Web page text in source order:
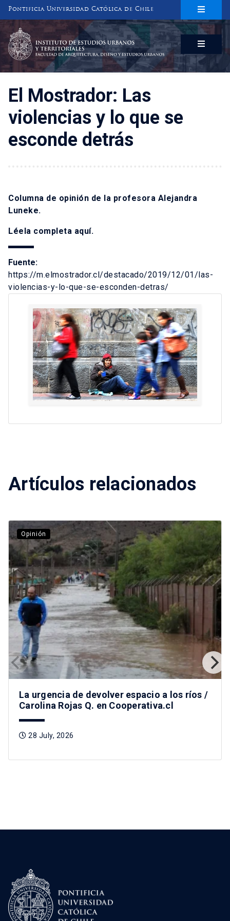
Pontificia Universidad Católica de Chile
INSTITUTO DE ESTUDIOS URBANOS
Y TERRITORIALES
FACULTAD DE ARQUITECTURA, DISEÑO Y ESTUDIOS URBANOS
El Mostrador: Las
violencias y lo que se
esconde detrás
Columna de opinión de la profesora Alejandra
Luneke.
Léela completa aquí.
Fuente:
https://m.elmostrador.cl/destacado/2019/12/01/las-
violencias-y-lo-que-se-esconden-detras/
Artículos relacionados
Opinión
La urgencia de devolver espacio a los ríos /
Carolina Rojas Q. en Cooperativa.cl
28 July, 2026